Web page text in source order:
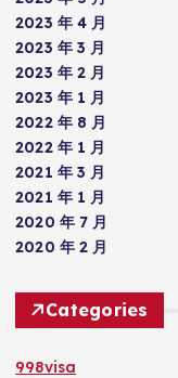
2023 年 4 月
2023 年 3 月
2023 年 2 月
2023 年 1 月
2022 年 8 月
2022 年 1 月
2021 年 3 月
2021 年 1 月
2020 年 7 月
2020 年 2 月
Categories
998visa